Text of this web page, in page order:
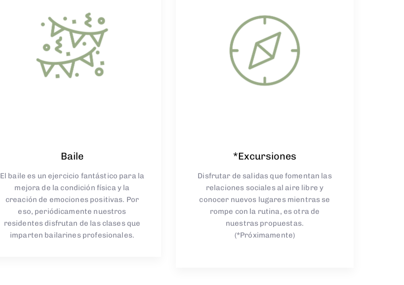
Baile
El baile es un ejercicio fantástico para la
mejora de la condición física y la
creación de emociones positivas. Por
eso, periódicamente nuestros
residentes disfrutan de las clases que
imparten bailarines profesionales.
*Excursiones
Disfrutar de salidas que fomentan las
relaciones sociales al aire libre y
conocer nuevos lugaresmientras se
rompe con la rutina, es otra de
nuestras propuestas.
(*Próximamente)